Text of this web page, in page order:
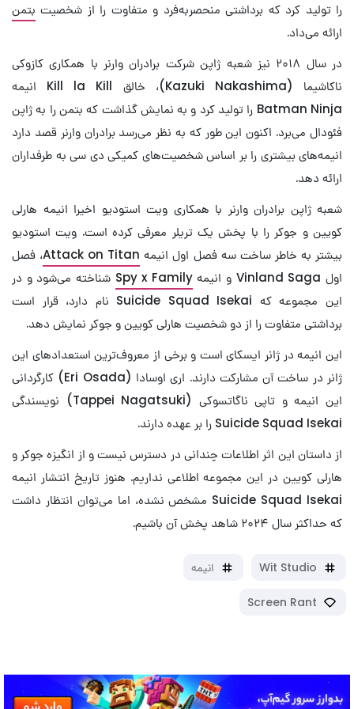
را تولید کرد که برداشتی منحصربه‌فرد و متفاوت را از شخصیت بتمن
ارائه می‌داد.
در سال ۲۰۱۸ نیز شعبه ژاپن شرکت برادران وارنر با همکاری کازوکی
ناکاشیما (Kazuki Nakashima)، خالق Kill la Kill انیمه
Batman Ninja را تولید کرد و به نمایش گذاشت که بتمن را به ژاپن
فئودال می‌برد. اکنون این طور که به نظر می‌رسد برادران وارنر قصد دارد
انیمه‌های بیشتری را بر اساس شخصیت‌های کمیکی دی سی به طرفداران
ارائه دهد.
شعبه ژاپن برادران وارنر با همکاری ویت استودیو اخیرا انیمه هارلی
کویین و جوکر را با پخش یک تریلر معرفی کرده است. ویت استودیو
بیشتر به خاطر ساخت سه فصل اول انیمه Attack on Titan، فصل
اول Vinland Saga و انیمه
Spy x Family شناخته می‌شود و در
این مجموعه که Suicide Squad Isekai نام دارد، قرار است
برداشتی متفاوت را از دو شخصیت هارلی کویین و جوکر نمایش دهد.
این انیمه در ژانر ایسکای است و برخی از معروف‌ترین استعدادهای این
ژانر در ساخت آن مشارکت دارند. اری اوسادا (Eri Osada) کارگردانی
این انیمه و تاپی ناگاتسوکی (Tappei Nagatsuki) نویسندگی
Suicide Squad Isekai را بر عهده دارند.
از داستان این اثر اطلاعات چندانی در دسترس نیست و از انگیزه جوکر و
هارلی کویین در این مجموعه اطلاعی نداریم. هنوز تاریخ انتشار انیمه
Suicide Squad Isekai مشخص نشده، اما می‌توان انتظار داشت
که حداکثر سال ۲۰۲۴ شاهد پخش آن باشیم.
Wit Studio انیمه
Screen Rant